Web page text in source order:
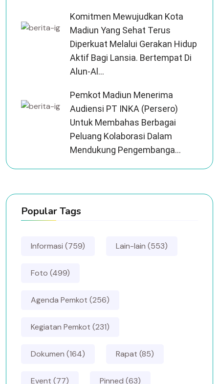
Komitmen Mewujudkan Kota
Madiun Yang Sehat Terus
Diperkuat Melalui Gerakan Hidup
Aktif Bagi Lansia. Bertempat Di
Alun-Al...
Pemkot Madiun Menerima
Audiensi PT INKA (Persero)
Untuk Membahas Berbagai
Peluang Kolaborasi Dalam
Mendukung Pengembanga...
Popular Tags
Informasi (759) Lain-lain (553)
Foto (499)
Agenda Pemkot (256)
Kegiatan Pemkot (231)
Dokumen (164) Rapat (85)
Event (77) Pinned (63)